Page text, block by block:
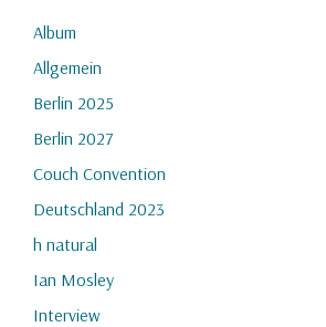
Album
Allgemein
Berlin 2025
Berlin 2027
Couch Convention
Deutschland 2023
h natural
Ian Mosley
Interview